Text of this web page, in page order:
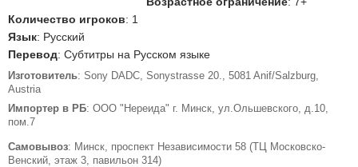
Количество игроков: 1
Язык: Русский
Перевод: Субтитры на Русском языке
Изготовитель: Sony DADC, Sonystrasse 20., 5081 Anif/Salzburg,
Austria
Импортер в РБ: ООО "Нереида" г. Минск, ул.Ольшевского, д.10,
пом.7
Самовывоз: Минск, проспект Независимости 58 (ТЦ Московско-
Венский, этаж 3, павильон 314)